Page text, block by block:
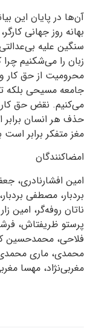
بهانه روز جهانی
سنگین علیه
زبان را می‌شکنیم
محرومیت از حق کار
جامعه مسیحی بلکه
می‌کنیم. نقض حق کار
حذف هر انسان
مغز متفکر برابر
امضاکنندگان
امین افشارنادری،
بردبار، مصطفی
ناتان روفه‌گر، امین
پرستو ظریفتاش،
فلاحی، محمدحسین
محمدی، ماری
مغربی‌نژاد، مهسا